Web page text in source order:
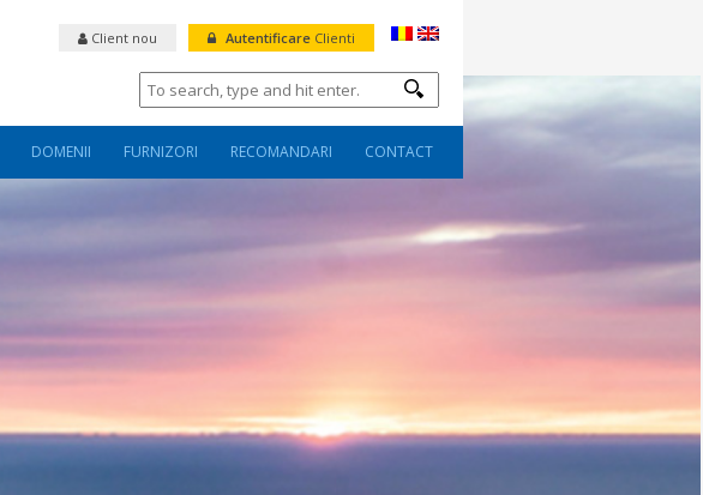
Autentificare Clienti
Client nou
DOMENII FURNIZORI RECOMANDARI CONTACT